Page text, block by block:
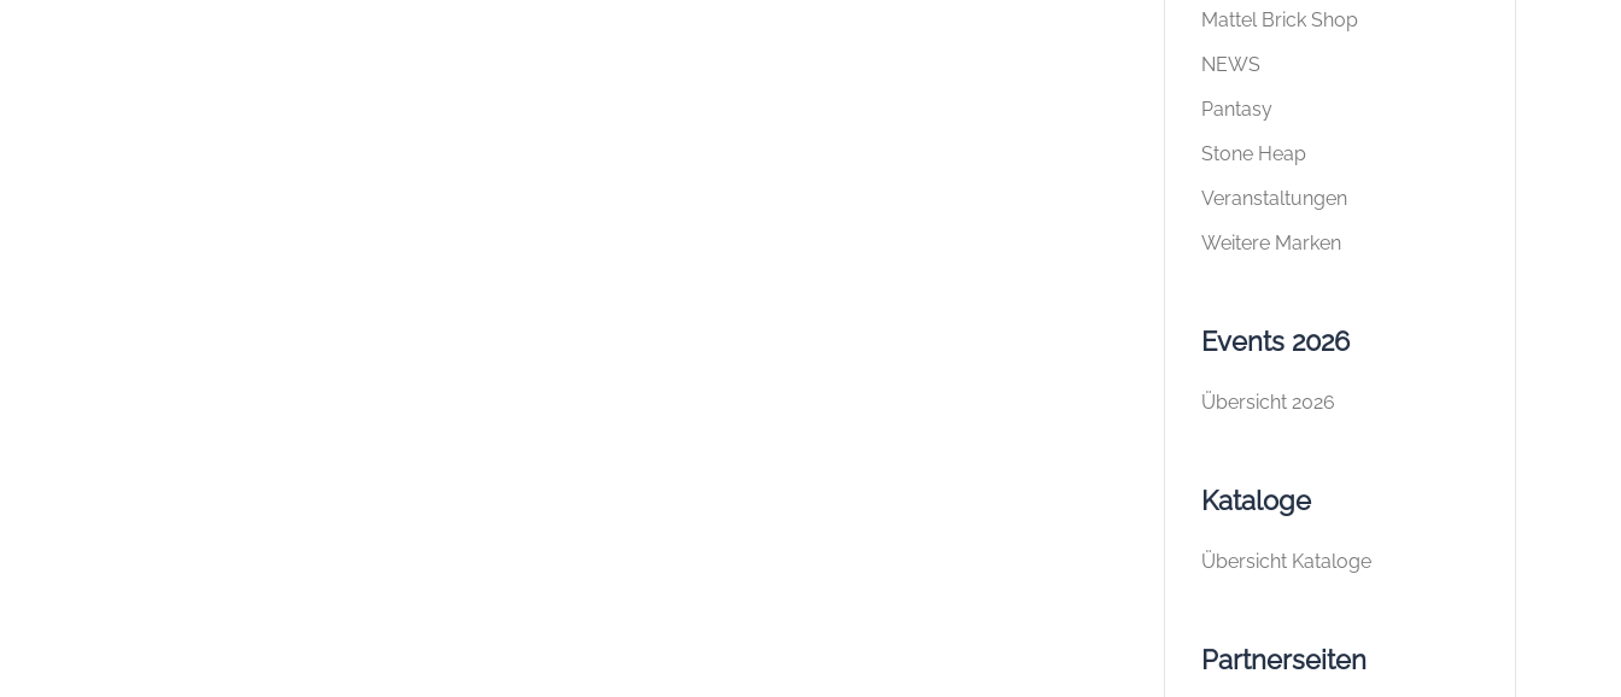
Mattel Brick Shop
NEWS
Pantasy
Stone Heap
Veranstaltungen
Weitere Marken
Events 2026
Übersicht 2026
Kataloge
Übersicht Kataloge
Partnerseiten